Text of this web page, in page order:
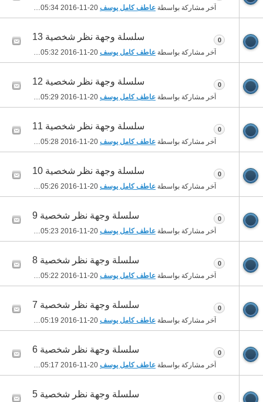
آخر مشاركة بواسطة عاطف كامل يوسف 05:34 PM
سلسلة وجهة نظر شخصية 13
آخر مشاركة بواسطة عاطف كامل يوسف 05:32 PM
0
سلسلة وجهة نظر شخصية 12
آخر مشاركة بواسطة عاطف كامل يوسف 05:29 PM
0
سلسلة وجهة نظر شخصية 11
آخر مشاركة بواسطة عاطف كامل يوسف 05:28 PM
0
سلسلة وجهة نظر شخصية 10
آخر مشاركة بواسطة عاطف كامل يوسف 05:26 PM
0
سلسلة وجهة نظر شخصية 9
آخر مشاركة بواسطة عاطف كامل يوسف 05:23 PM
0
سلسلة وجهة نظر شخصية 8
آخر مشاركة بواسطة عاطف كامل يوسف 05:22 PM
0
سلسلة وجهة نظر شخصية 7
آخر مشاركة بواسطة عاطف كامل يوسف 05:19 PM
0
سلسلة وجهة نظر شخصية 6
آخر مشاركة بواسطة عاطف كامل يوسف 05:17 PM
0
سلسلة وجهة نظر شخصية 5 0